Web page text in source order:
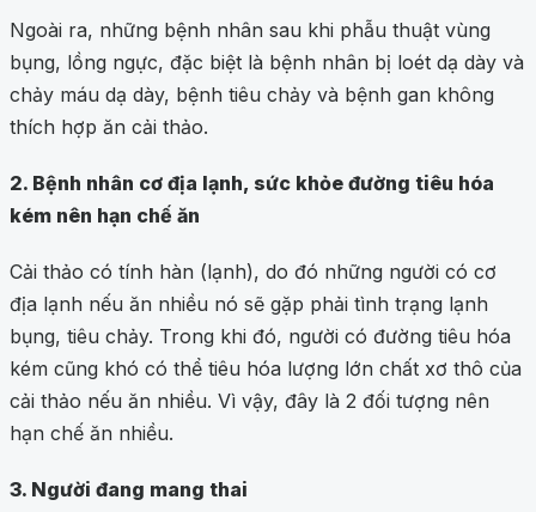
Ngoài ra, những bệnh nhân sau khi phẫu thuật vùng
bụng, lồng ngực, đặc biệt là bệnh nhân bị loét dạ dày và
chảy máu dạ dày, bệnh tiêu chảy và bệnh gan không
thích hợp ăn cải thảo.
2. Bệnh nhân cơ địa lạnh, sức khỏe đường tiêu hóa
kém nên hạn chế ăn
Cải thảo có tính hàn (lạnh), do đó những người có cơ
địa lạnh nếu ăn nhiều nó sẽ gặp phải tình trạng lạnh
bụng, tiêu chảy. Trong khi đó, người có đường tiêu hóa
kém cũng khó có thể tiêu hóa lượng lớn chất xơ thô của
cải thảo nếu ăn nhiều. Vì vậy, đây là 2 đối tượng nên
hạn chế ăn nhiều.
3. Người đang mang thai